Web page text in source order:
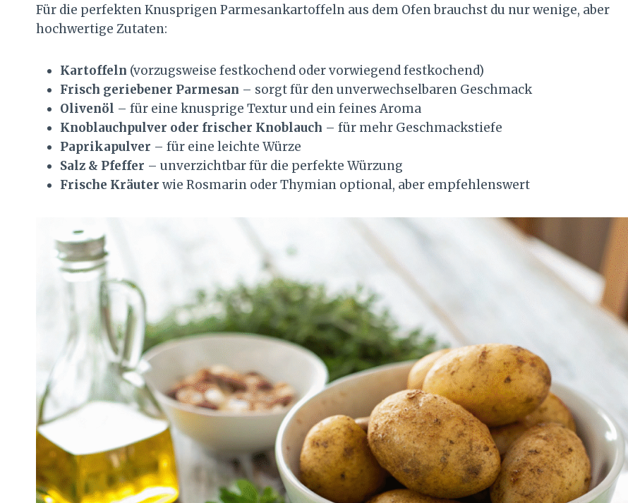
Für die perfekten Knusprigen Parmesankartoffeln aus dem Ofen brauchst du nur wenige, aber
hochwertige Zutaten:
Kartoffeln (vorzugsweise festkochend oder vorwiegend festkochend)
Frisch geriebener Parmesan – sorgt für den unverwechselbaren Geschmack
Olivenöl – für eine knusprige Textur und ein feines Aroma
Knoblauchpulver oder frischer Knoblauch – für mehr Geschmackstiefe
Paprikapulver – für eine leichte Würze
Salz & Pfeffer – unverzichtbar für die perfekte Würzung
Frische Kräuter wie Rosmarin oder Thymian optional, aber empfehlenswert